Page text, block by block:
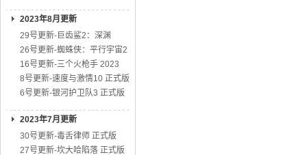
2023年8月更新
29号更新-巨齿鲨2：深渊
26号更新-蜘蛛侠：平行宇宙2
16号更新-三个火枪手 2023
8号更新-速度与激情10 正式版
6号更新-银河护卫队3 正式版
2023年7月更新
30号更新-毒舌律师 正式版
27号更新-坎大哈陷落 正式版